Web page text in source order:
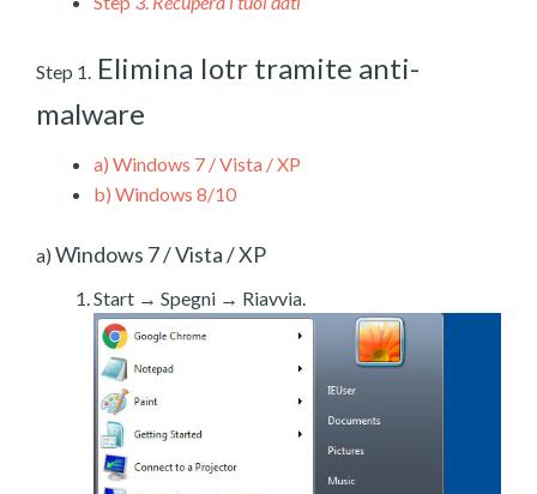
Step 1. Elimina Iotr tramite anti-
malware
a) Windows 7 / Vista / XP
b) Windows 8/10
a) Windows 7 / Vista / XP
Start → Spegni → Riavvia.